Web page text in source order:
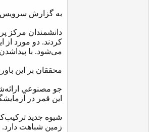
به گزارش سرویس
دانشمندان مرکز
کردند. دو مورد از
می‌شود. با پیداشدن
محققان بر این
جو مصنوعی
این قمر در
شیوه جدید
زمین شباهت دارد.